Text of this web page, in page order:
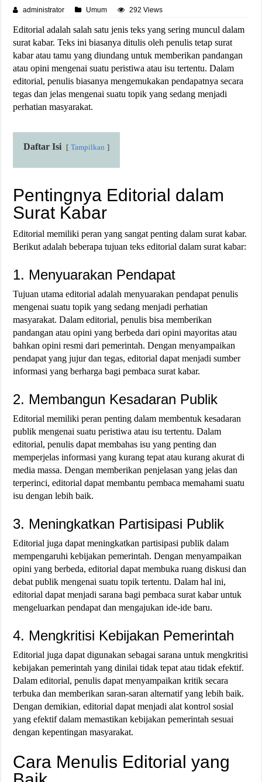
administrator Umum 292 Views
Editorial adalah salah satu jenis teks yang sering muncul dalam
surat kabar. Teks ini biasanya ditulis oleh penulis tetap surat
kabar atau tamu yang diundang untuk memberikan pandangan
atau opini mengenai suatu peristiwa atau isu tertentu. Dalam
editorial, penulis biasanya mengemukakan pendapatnya secara
tegas dan jelas mengenai suatu topik yang sedang menjadi
perhatian masyarakat.
Daftar Isi Tampilkan
Pentingnya Editorial dalam
Surat Kabar
Editorial memiliki peran yang sangat penting dalam surat kabar.
Berikut adalah beberapa tujuan teks editorial dalam surat kabar:
1. Menyuarakan Pendapat
Tujuan utama editorial adalah menyuarakan pendapat penulis
mengenai suatu topik yang sedang menjadi perhatian
masyarakat. Dalam editorial, penulis bisa memberikan
pandangan atau opini yang berbeda dari opini mayoritas atau
bahkan opini resmi dari pemerintah. Dengan menyampaikan
pendapat yang jujur dan tegas, editorial dapat menjadi sumber
informasi yang berharga bagi pembaca surat kabar.
2. Membangun Kesadaran Publik
Editorial memiliki peran penting dalam membentuk kesadaran
publik mengenai suatu peristiwa atau isu tertentu. Dalam
editorial, penulis dapat membahas isu yang penting dan
memperjelas informasi yang kurang tepat atau kurang akurat di
media massa. Dengan memberikan penjelasan yang jelas dan
terperinci, editorial dapat membantu pembaca memahami suatu
isu dengan lebih baik.
3. Meningkatkan Partisipasi Publik
Editorial juga dapat meningkatkan partisipasi publik dalam
mempengaruhi kebijakan pemerintah. Dengan menyampaikan
opini yang berbeda, editorial dapat membuka ruang diskusi dan
debat publik mengenai suatu topik tertentu. Dalam hal ini,
editorial dapat menjadi sarana bagi pembaca surat kabar untuk
mengeluarkan pendapat dan mengajukan ide-ide baru.
4. Mengkritisi Kebijakan Pemerintah
Editorial juga dapat digunakan sebagai sarana untuk mengkritisi
kebijakan pemerintah yang dinilai tidak tepat atau tidak efektif.
Dalam editorial, penulis dapat menyampaikan kritik secara
terbuka dan memberikan saran-saran alternatif yang lebih baik.
Dengan demikian, editorial dapat menjadi alat kontrol sosial
yang efektif dalam memastikan kebijakan pemerintah sesuai
dengan kepentingan masyarakat.
Cara Menulis Editorial yang